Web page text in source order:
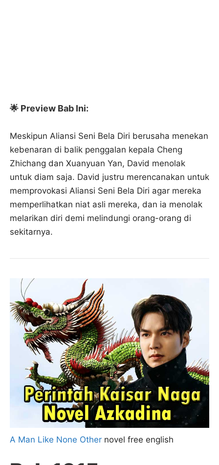
🌟 Preview Bab Ini:
Meskipun Aliansi Seni Bela Diri berusaha menekan
kebenaran di balik penggalan kepala Cheng
Zhichang dan Xuanyuan Yan, David menolak
untuk diam saja. David justru merencanakan untuk
memprovokasi Aliansi Seni Bela Diri agar mereka
memperlihatkan niat asli mereka, dan ia menolak
melarikan diri demi melindungi orang-orang di
sekitarnya.
A Man Like None Other novel free english